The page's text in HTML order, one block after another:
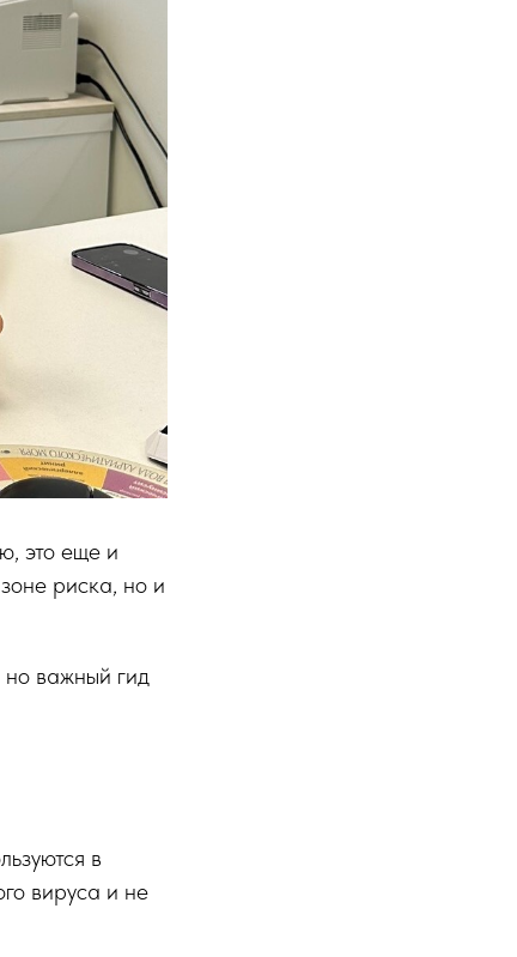
это еще и
риска, но и
но важный гид
в
вируса и не